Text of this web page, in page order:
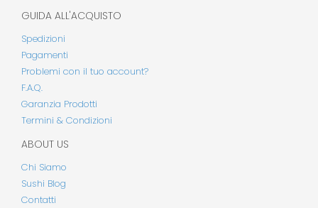
GUIDA ALL'ACQUISTO
Spedizioni
Pagamenti
Problemi con il tuo account?
F.A.Q.
Garanzia Prodotti
Termini & Condizioni
ABOUT US
Chi Siamo
Sushi Blog
Contatti